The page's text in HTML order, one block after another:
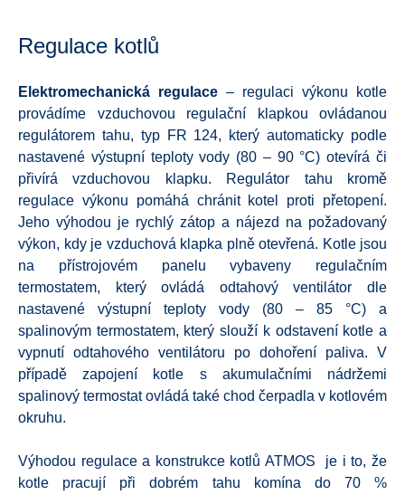
Regulace kotlů
Elektromechanická regulace – regulaci výkonu kotle
provádíme vzduchovou regulační klapkou ovládanou
regulátorem tahu, typ FR 124, který automaticky podle
nastavené výstupní teploty vody (80 – 90 °C) otevírá či
přivírá vzduchovou klapku. Regulátor tahu kromě
regulace výkonu pomáhá chránit kotel proti přetopení.
Jeho výhodou je rychlý zátop a nájezd na požadovaný
výkon, kdy je vzduchová klapka plně otevřená. Kotle jsou
na přístrojovém panelu vybaveny regulačním
termostatem, který ovládá odtahový ventilátor dle
nastavené výstupní teploty vody (80 – 85 °C) a
spalinovým termostatem, který slouží k odstavení kotle a
vypnutí odtahového ventilátoru po dohoření paliva. V
případě zapojení kotle s akumulačními nádržemi
spalinový termostat ovládá také chod čerpadla v kotlovém
okruhu.
Výhodou regulace a konstrukce kotlů ATMOS je i to, že
kotle pracují při dobrém tahu komína do 70 %